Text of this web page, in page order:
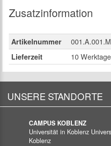
Zusatzinformation
Artikelnummer
Lieferzeit 10
UNSERE STANDORTE
CAMPUS KOBLENZ
Universität in Koblenz
Koblenz